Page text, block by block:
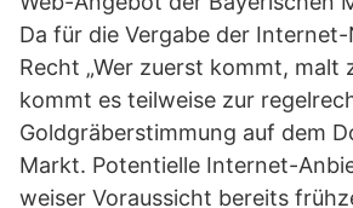
Da für die Vergabe der
Recht „Wer zuerst kommt, malt
kommt es teilweise zur
Goldgräberstimmung auf dem
Markt. Potentielle Internet-
weiser Voraussicht bereits